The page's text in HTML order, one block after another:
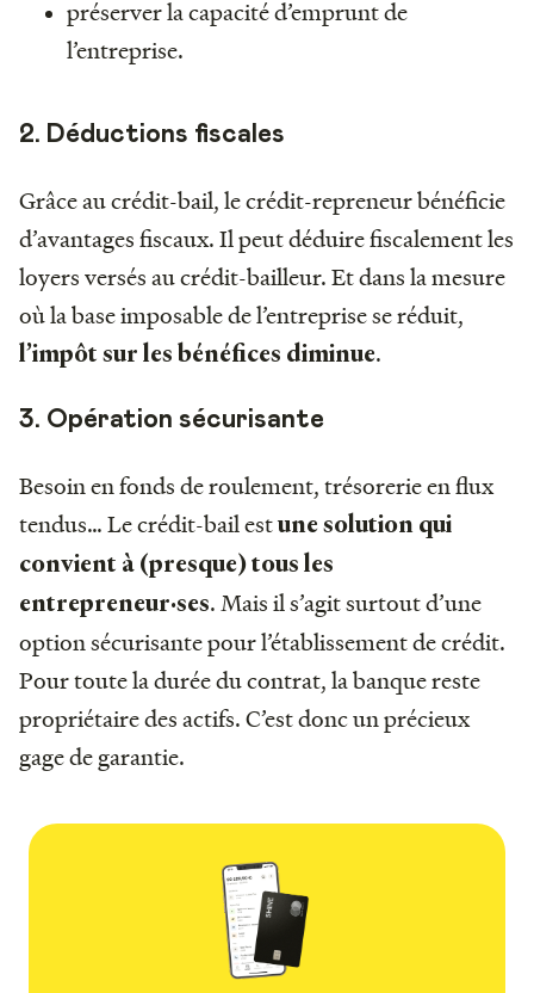
préserver la capacité d’emprunt de
l’entreprise.
2. Déductions fiscales
Grâce au crédit-bail, le crédit-repreneur bénéficie
d’avantages fiscaux. Il peut déduire fiscalement les
loyers versés au crédit-bailleur. Et dans la mesure
où la base imposable de l’entreprise se réduit,
l’impôt sur les bénéfices diminue.
3. Opération sécurisante
Besoin en fonds de roulement, trésorerie en flux
tendus… Le crédit-bail estune solution qui
convient à (presque) tous les
entrepreneur·ses. Mais il s’agit surtout d’une
option sécurisante pour l’établissement de crédit.
Pour toute la durée du contrat, la banque reste
propriétaire des actifs. C’est donc un précieux
gage de garantie.